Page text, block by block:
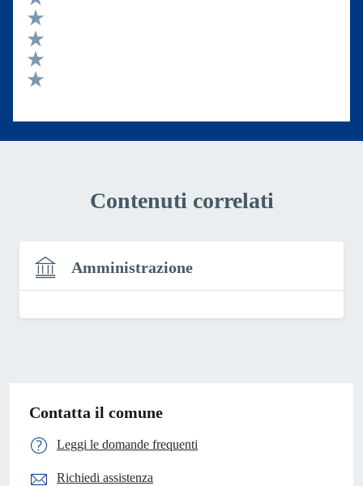
Valuta 5 stelle su 5
Valuta 4 stelle su 5
Valuta 3 stelle su 5
Valuta 2 stelle su 5
Contenuti correlati
Amministrazione
Contatta il comune
Leggi le domande frequenti
Richiedi assistenza